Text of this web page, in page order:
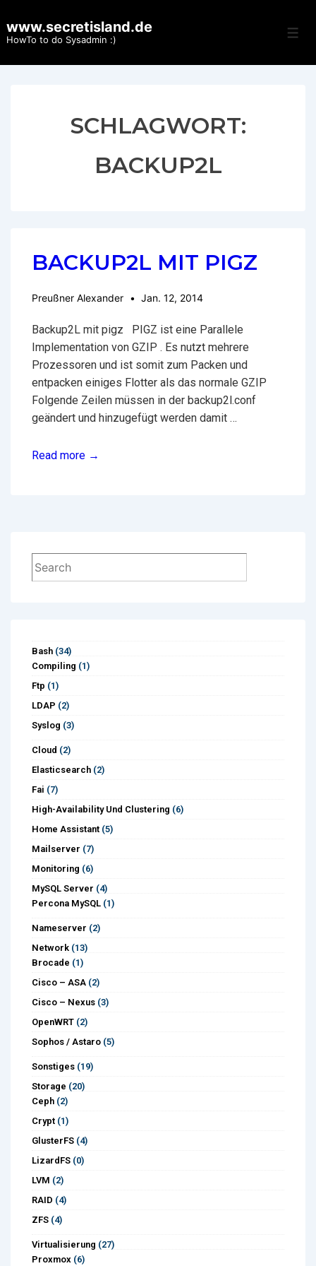
Zum
Inhalt
www.secretisland.de
HowTo to do Sysadmin :)
SCHLAGWORT:
BACKUP2L
BACKUP2L MIT PIGZ
Preußner Alexander Jan. 12, 2014
Backup2L mit pigz PIGZ ist eine Parallele
Implementation von GZIP . Es nutzt mehrere
Prozessoren und ist somit zum Packen und
entpacken einiges Flotter als das normale GZIP
Folgende Zeilen müssen in der backup2l.conf
geändert und hinzugefügt werden damit …
backup2l
Read more →
Suchen
Bash (34)
Compiling (1)
Ftp (1)
LDAP (2)
Syslog (3)
Cloud (2)
Elasticsearch (2)
Fai (7)
High-Availability Und Clustering (6)
Home Assistant (5)
Mailserver (7)
Monitoring (6)
MySQL Server (4)
Percona MySQL (1)
Nameserver (2)
Network (13)
Brocade (1)
Cisco – ASA (2)
Cisco – Nexus (3)
OpenWRT (2)
Sophos / Astaro (5)
Sonstiges (19)
Storage (20)
Ceph (2)
Crypt (1)
GlusterFS (4)
LizardFS (0)
LVM (2)
RAID (4)
ZFS (4)
Virtualisierung (27)
Proxmox (6)